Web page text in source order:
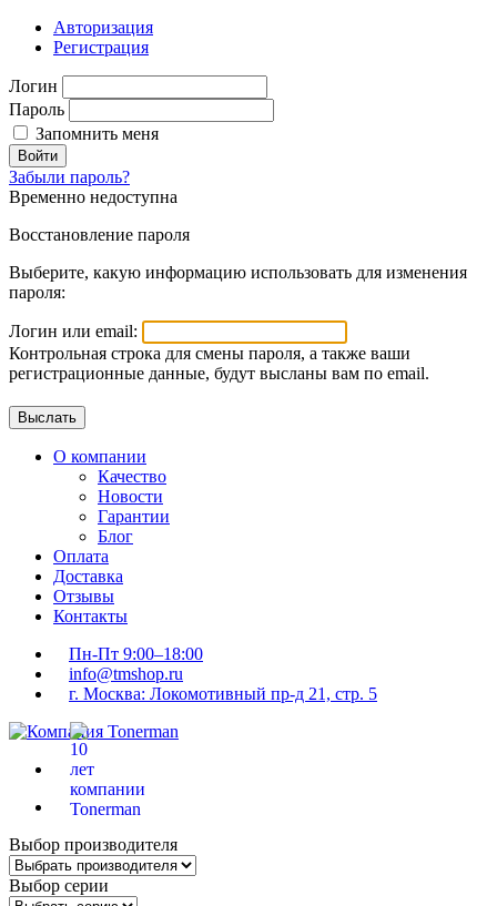
Авторизация
Регистрация
Логин
Пароль
Запомнить меня
Войти
Забыли пароль?
Временно недоступна
Восстановление пароля
Выберите, какую информацию использовать для изменения
пароля:
Логин или email:
Контрольная строка для смены пароля, а также ваши
регистрационные данные, будут высланы вам по email.
О компании
Качество
Новости
Гарантии
Блог
Оплата
Доставка
Отзывы
Контакты
Пн-Пт 9:00–18:00
info@tmshop.ru
г. Москва: Локомотивный пр-д 21, стр. 5
Выбор производителя
Выбор серии